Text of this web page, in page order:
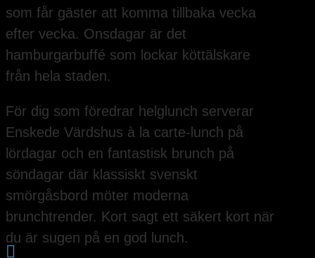
som får gäster att komma tillbaka vecka
efter vecka. Onsdagar är det
hamburgarbuffé som lockar köttälskare
från hela staden.
För dig som föredrar helglunch serverar
Enskede Värdshus à la carte-lunch på
lördagar och en fantastisk brunch på
söndagar där klassiskt svenskt
smörgåsbord möter moderna
brunchtrender. Kort sagt ett säkert kort när
du är sugen på en god lunch.
